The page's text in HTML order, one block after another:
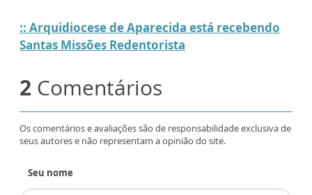
:: Arquidiocese de Aparecida está recebendo
Santas Missões Redentorista
2 Comentários
Os comentários e avaliações são de responsabilidade exclusiva de
seus autores e não representam a opinião do site.
Seu nome